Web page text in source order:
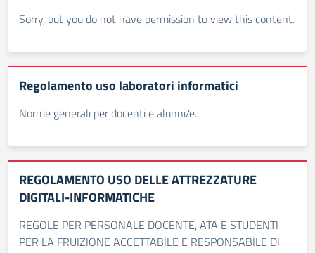
Sorry, but you do not have permission to view this content.
Regolamento uso laboratori informatici
Norme generali per docenti e alunni/e.
REGOLAMENTO USO DELLE ATTREZZATURE
DIGITALI-INFORMATICHE
REGOLE PER PERSONALE DOCENTE, ATA E STUDENTI
PER LA FRUIZIONE ACCETTABILE E RESPONSABILE DI